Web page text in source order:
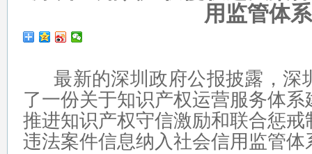
用监管体系
最新的深圳政府公报披露，深
了一份关于知识产权运营服务体
推进知识产权守信激励和联合惩
违法案件信息纳入社会信用监管体